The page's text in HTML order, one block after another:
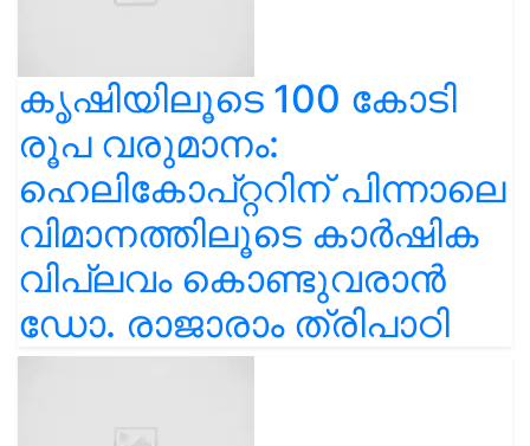
കൃഷിയിലൂടെ 100 കോടി
രൂപ വരുമാനം:
ഹെലികോപ്റ്ററിന് പിന്നാലെ
വിമാനത്തിലൂടെ കാർഷിക
വിപ്ലവം കൊണ്ടുവരാൻ
ഡോ. രാജാരാം ത്രിപാഠി